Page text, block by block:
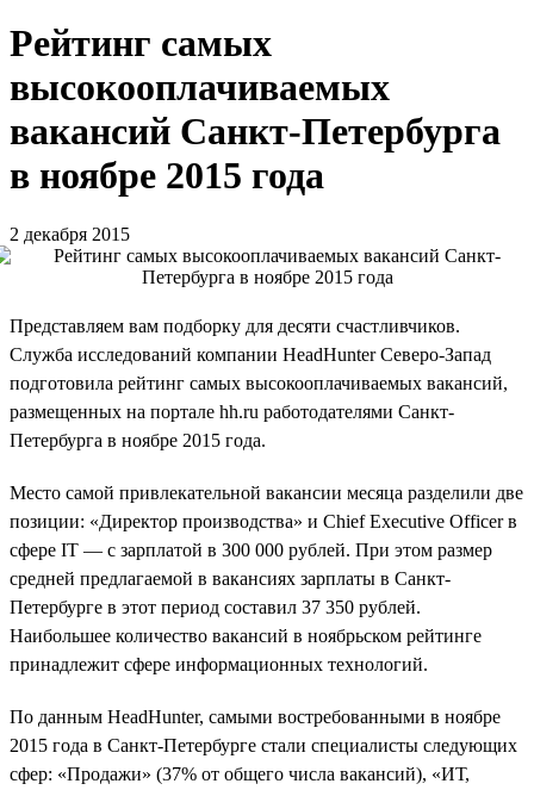
Рейтинг самых
высокооплачиваемых
вакансий Санкт-Петербурга
в ноябре 2015 года
2 декабря 2015
Представляем вам подборку для десяти счастливчиков.
Служба исследований компании HeadHunter Северо-Запад
подготовила рейтинг самых высокооплачиваемых вакансий,
размещенных на портале hh.ru работодателями Санкт-
Петербурга в ноябре 2015 года.
Место самой привлекательной вакансии месяца разделили две
позиции: «Директор производства» и Chief Executive Officer в
сфере IT — с зарплатой в 300 000 рублей. При этом размер
средней предлагаемой в вакансиях зарплаты в Санкт-
Петербурге в этот период составил 37 350 рублей.
Наибольшее количество вакансий в ноябрьском рейтинге
принадлежит сфере информационных технологий.
По данным HeadHunter, самыми востребованными в ноябре
2015 года в Санкт-Петербурге стали специалисты следующих
сфер: «Продажи» (37% от общего числа вакансий), «ИТ,